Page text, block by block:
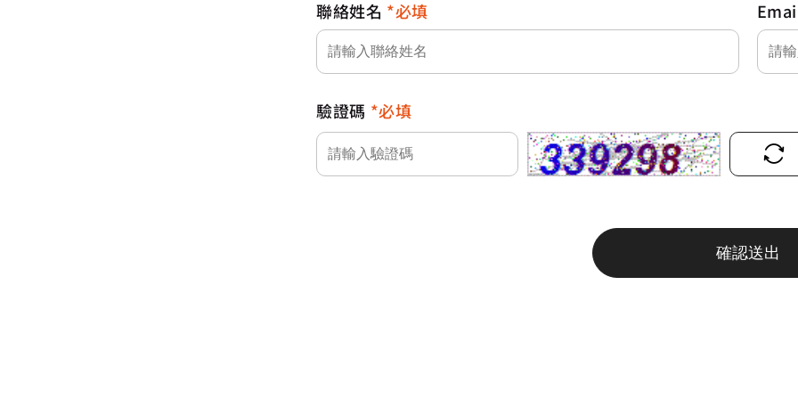
聯絡姓名 必填
驗證碼 必填
確認送出